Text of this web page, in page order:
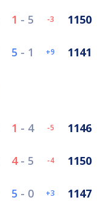
1 - 5 -3 1150
5 - 1 9 1141
1 - 4 -5 1146
4- 5 -4 1150
5 - 0 3 1147